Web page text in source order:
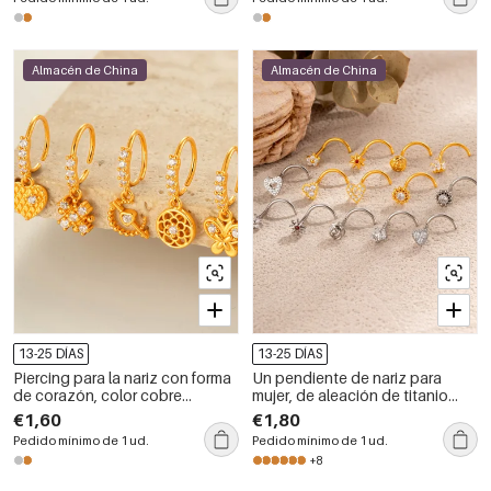
Almacén de China
13-25 DÍAS
Piercing para la nariz con forma
de corazón, color cobre
dorado, circonita, resistente al
agua y al deslustre, para mujer
€1,60
Pedido mínimo de 1 ud.
Almacén de China
13-25 DÍAS
Un pendiente de nariz para
mujer, de aleación de titanio
con circonita dorada y forma de
flor delicada.
€1,80
Pedido mínimo de 1 ud.
+8